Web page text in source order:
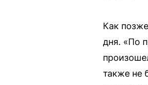
Как
дня. «По
также не